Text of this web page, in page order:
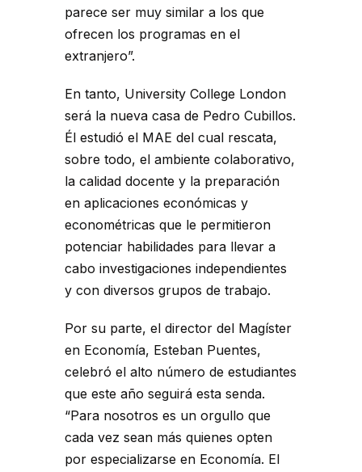
parece ser muy similar a los que
ofrecen los programas en el
extranjero”.
En tanto, University College London
será la nueva casa de Pedro Cubillos.
Él estudió el MAE del cual rescata,
sobre todo, el ambiente colaborativo,
la calidad docente y la preparación
en aplicaciones económicas y
econométricas que le permitieron
potenciar habilidades para llevar a
cabo investigaciones independientes
y con diversos grupos de trabajo.
Por su parte, el director del Magíster
en Economía, Esteban Puentes,
celebró el alto número de estudiantes
que este año seguirá esta senda.
“Para nosotros es un orgullo que
cada vez sean más quienes opten
por especializarse en Economía. El